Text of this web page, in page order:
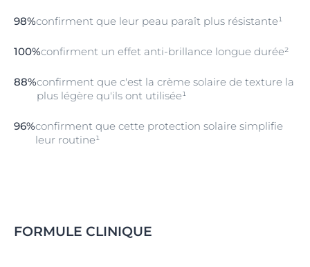
Renouveler fréquemment l'application, en particulier
après vous être baigné, essuyé ou avoir transpiré, afin
98%confirment que leur peau paraît plus résistante¹
100%confirment un effet anti-brillance longue durée²
88%confirment que c'est la crème solaire de texture la
plus légère qu'ils ont utilisée¹
96%confirment que cette protection solaire simplifie
leur routine¹
FORMULE CLINIQUE